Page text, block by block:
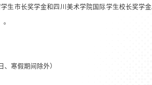
生市长奖学金和四川美术学院国际学生校长奖学
、寒假期间除外）